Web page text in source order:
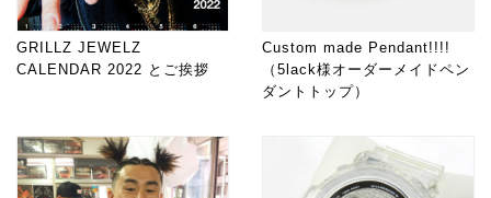
GRILLZ JEWELZ
CALENDAR 2022 とご挨拶
Custom made Pendant!!!!
（5lack様オーダーメイドペン
ダントトップ）